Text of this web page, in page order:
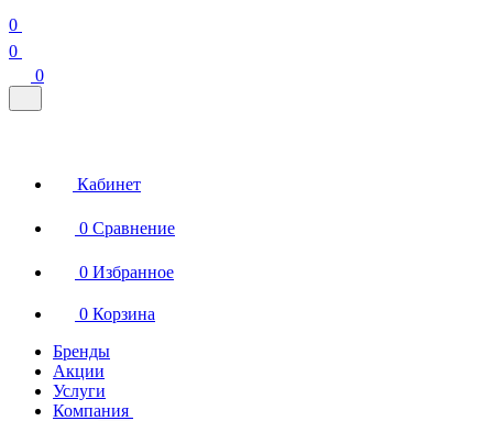
0
0
0
Кабинет
0 Сравнение
0 Избранное
0 Корзина
Бренды
Акции
Услуги
Компания